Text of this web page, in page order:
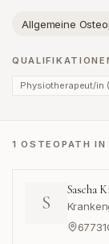
Allgemeine
Physiotherapeut/in (
1 OSTEOPATH
S
Sascha
67731